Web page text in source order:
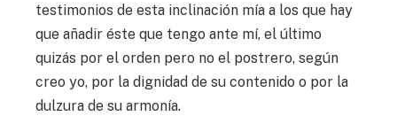
testimonios de esta inclinación mía a los que hay
que añadir éste que tengo ante mí, el último
quizás por el orden pero no el postrero, según
creo yo, por la dignidad de su contenido o por la
dulzura de su armonía.